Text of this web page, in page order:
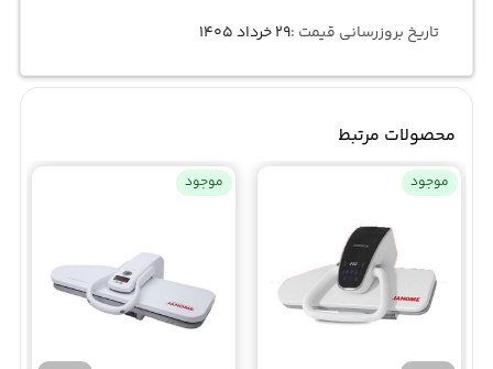
تاریخ بروزرسانی قیمت :۲۹ خرداد ۱۴۰۵
محصولات مرتبط
موجود موجود